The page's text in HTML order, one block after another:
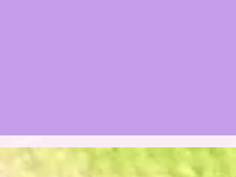
お知らせ